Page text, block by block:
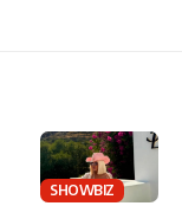
SHOWBIZ